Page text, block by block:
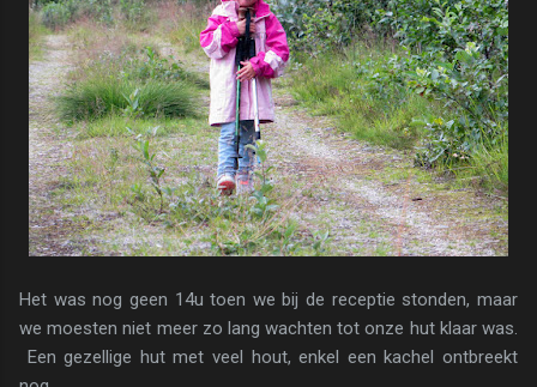
Het was nog geen 14u toen we bij de receptie stonden, maar
we moesten niet meer zo lang wachten tot onze hut klaar was.
Een gezellige hut met veel hout, enkel een kachel ontbreekt